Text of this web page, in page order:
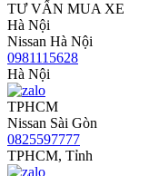
TƯ VẤN MUA XE
Hà Nội
Nissan Hà Nội
0981115628
Hà Nội
TPHCM
Nissan Sài Gòn
0825597777
TPHCM, Tỉnh